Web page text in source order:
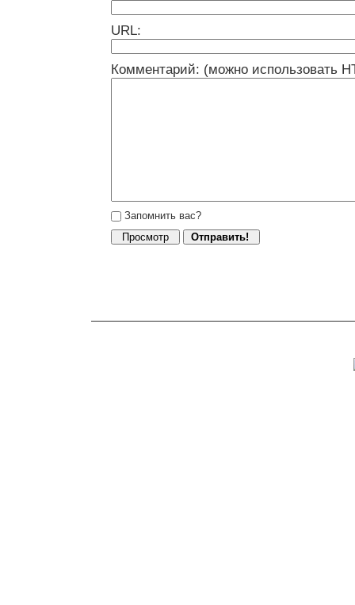
URL:
Комментарий: (можно использовать
Запомнить вас?